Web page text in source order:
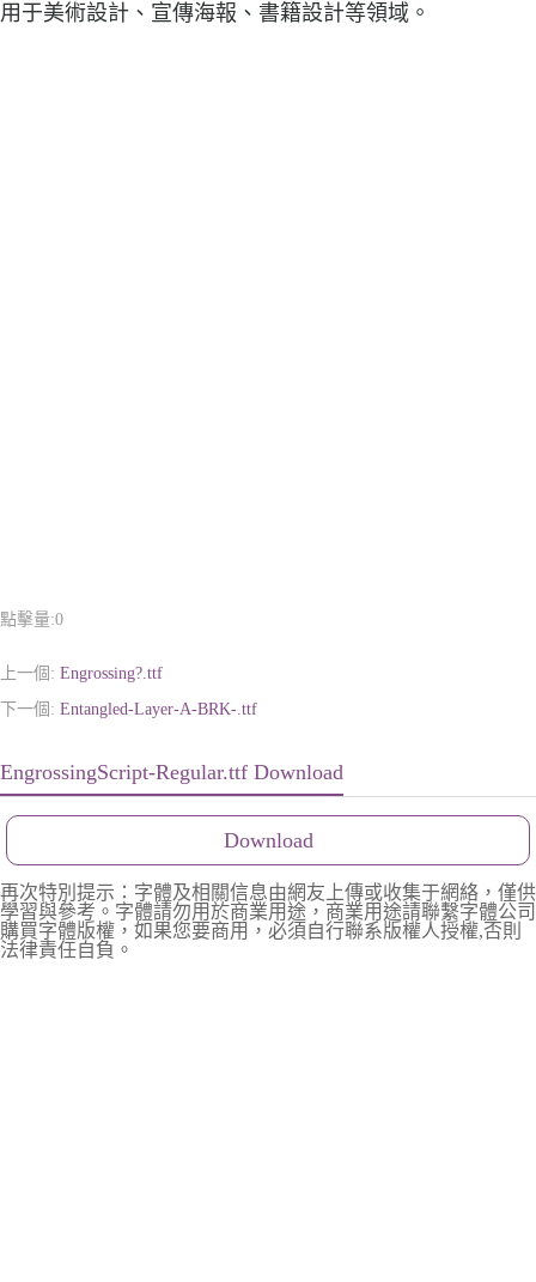
用于美術設計、宣傳海報、書籍設計等領域。
點擊量:0
上一個: Engrossing?.ttf
下一個: Entangled-Layer-A-BRK-.ttf
EngrossingScript-Regular.ttf Download
Download
再次特別提示：字體及相關信息由網友上傳或收集于網絡，僅供
學習與參考。字體請勿用於商業用途，商業用途請聯繫字體公司
購買字體版權，如果您要商用，必須自行聯系版權人授權,否則
法律責任自負。